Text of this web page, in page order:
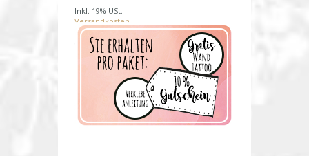
Inkl. 19% USt.
Versandkosten
Produktnummer:
Verfügbarkeit: Auf Lager
Lieferzeit: 1-2 Werktage nach
Zahungseingang